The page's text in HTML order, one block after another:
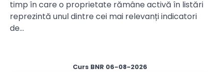
timp în care o proprietate rămâne activă în listări
reprezintă unul dintre cei mai relevanți indicatori
de…
Curs BNR 06-08-2026
BUSINESS & FINANTE
românesc Întrebarea „care sunt…